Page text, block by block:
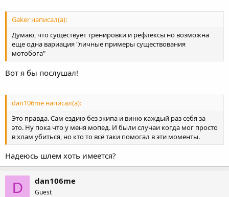
Gaker написал(а):
Думаю, что существует тренировки и рефлексы но возможна
еще одна вариация "личные примеры существования
мотобога"
Вот я бы послушал!
dan106me написал(а):
Это правда. Сам ездию без экипа и виню каждый раз себя за
это. Ну пока что у меня мопед. И были случаи когда мог просто
в хлам убиться, но кто то всё таки помогал в эти моменты.
Надеюсь шлем хоть имеется?
D dan106me
Guest